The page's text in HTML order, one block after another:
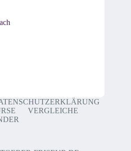
VERGLEICHE